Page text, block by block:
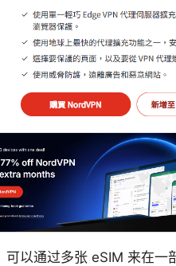
可以通过多张 eSIM 来在一